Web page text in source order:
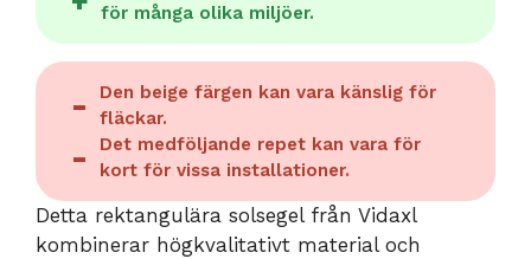
för många olika miljöer.
Den beige färgen kan vara känslig för
fläckar.
Det medföljande repet kan vara för
kort för vissa installationer.
Detta rektangulära solsegel från Vidaxl
kombinerar högkvalitativt material och